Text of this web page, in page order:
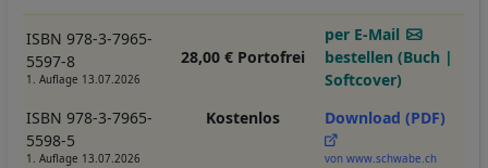
ISBN 978-3-7965-
5597-8
1. Auflage 13.07.2026
28,00 € Portofrei
per E-Mail
bestellen (Buch |
Softcover)
ISBN 978-3-7965-
5598-5
1. Auflage 13.07.2026
Kostenlos Download (PDF)
von www.schwabe.ch